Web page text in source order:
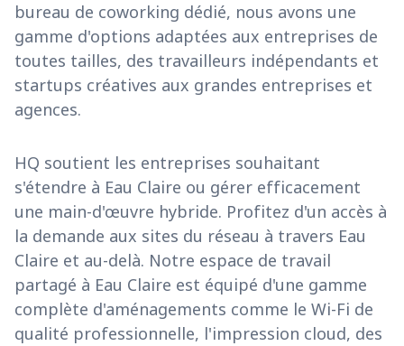
bureau de coworking dédié, nous avons une
gamme d'options adaptées aux entreprises de
toutes tailles, des travailleurs indépendants et
startups créatives aux grandes entreprises et
agences.
HQ soutient les entreprises souhaitant
s'étendre à Eau Claire ou gérer efficacement
une main-d'œuvre hybride. Profitez d'un accès à
la demande aux sites du réseau à travers Eau
Claire et au-delà. Notre espace de travail
partagé à Eau Claire est équipé d'une gamme
complète d'aménagements comme le Wi-Fi de
qualité professionnelle, l'impression cloud, des